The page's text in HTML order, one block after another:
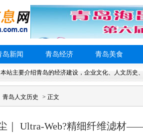
岛新闻 青岛经济 青岛美食
站主要介绍青岛的经济建设，企业文化、人文历史
青岛人文历史 > 正文
｜ Ultra-Web?精细纤维滤材